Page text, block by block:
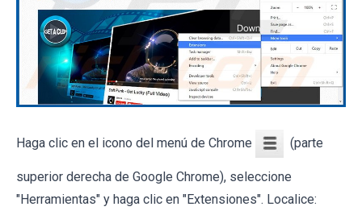
Haga clic en el icono del menú de Chrome (parte
superior derecha de Google Chrome), seleccione
"Herramientas" y haga clic en "Extensiones". Localice: